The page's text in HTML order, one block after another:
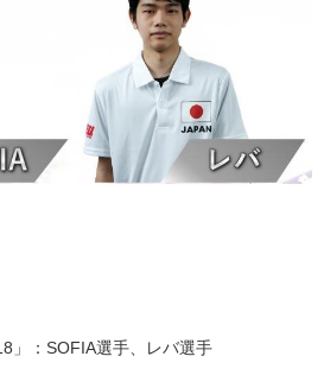
」：SOFIA選手、レバ選手